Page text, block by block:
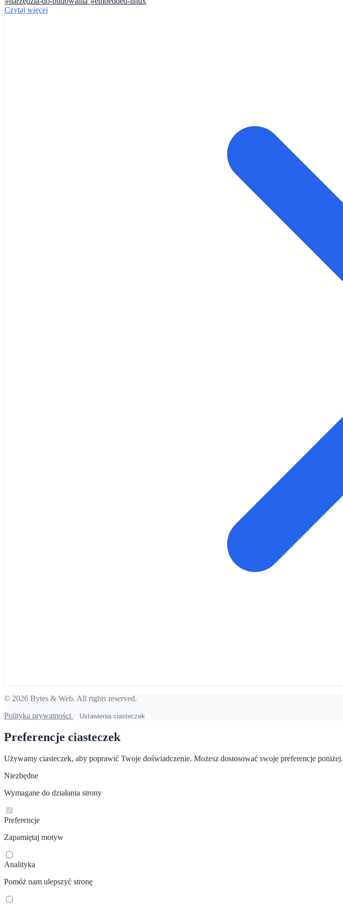
Czytaj więcej
© 2026 Bytes & Web. All rights reserved.
Polityka prywatności
Ustawienia ciasteczek
Preferencje ciasteczek
Używamy ciasteczek, aby poprawić Twoje doświadczenie. Możesz dostosować swoje preferencje poniżej.
Niezbędne
Wymagane do działania strony
Preferencje
Zapamiętaj motyw
Analityka
Pomóż nam ulepszyć stronę